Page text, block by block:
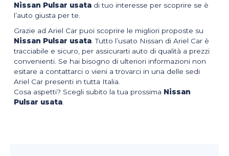
Nissan Pulsar usata di tuo interesse per scoprire se è
l’auto giusta per te.
Grazie ad Ariel Car puoi scoprire le migliori proposte su
Nissan Pulsar usata . Tutto l’usato Nissan di Ariel Car è
tracciabile e sicuro, per assicurarti auto di qualità a prezzi
convenienti. Se hai bisogno di ulteriori informazioni non
esitare a contattarci o vieni a trovarci in una delle sedi
Ariel Car presenti in tutta Italia.
Cosa aspetti? Scegli subito la tua prossima Nissan
Pulsar usata